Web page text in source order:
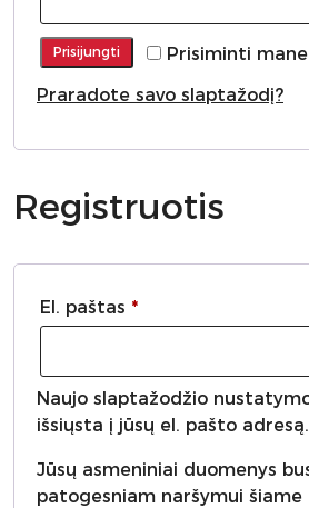
Prisiminti mane
Prisijungti
Praradote savo slaptažodį?
Registruotis
El. paštas *Privalomas
Naujo slaptažodžio
išsiųsta į jūsų el. pašto adresą.
Jūsų asmeniniai duomenys
patogesniam naršymui šiame